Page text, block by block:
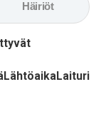
Häiriöt
LähtöaikaLaituri